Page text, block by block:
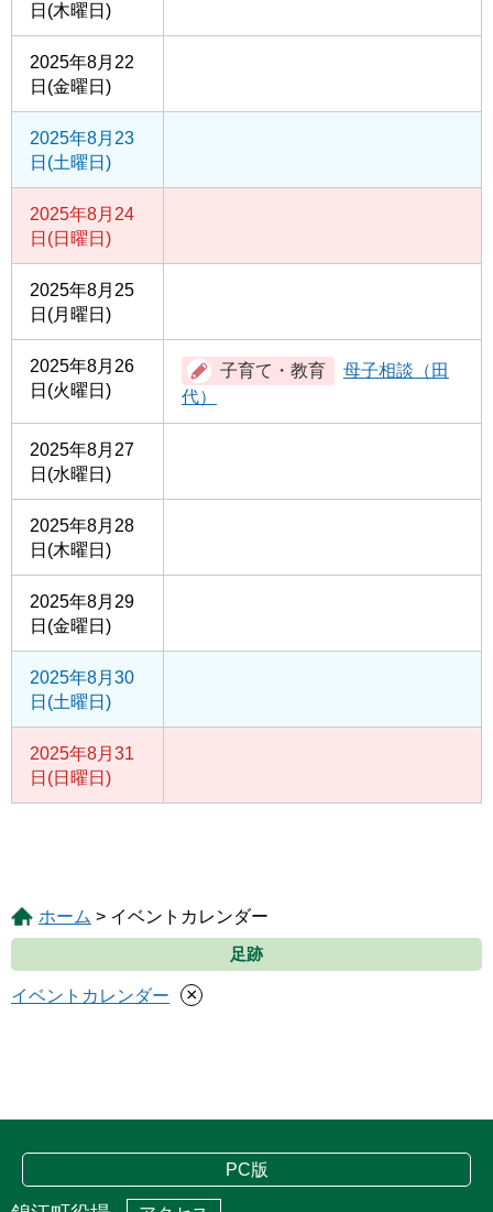
日(木曜日)
2025年8月22
日(金曜日)
2025年8月23
日(土曜日)
2025年8月24
日(日曜日)
2025年8月25
日(月曜日)
2025年8月26
日(火曜日)
母子相談（田
代）
2025年8月27
日(水曜日)
2025年8月28
日(木曜日)
2025年8月29
日(金曜日)
2025年8月30
日(土曜日)
2025年8月31
日(日曜日)
ホーム > イベントカレンダー
足跡
イベントカレンダー ×
PC版